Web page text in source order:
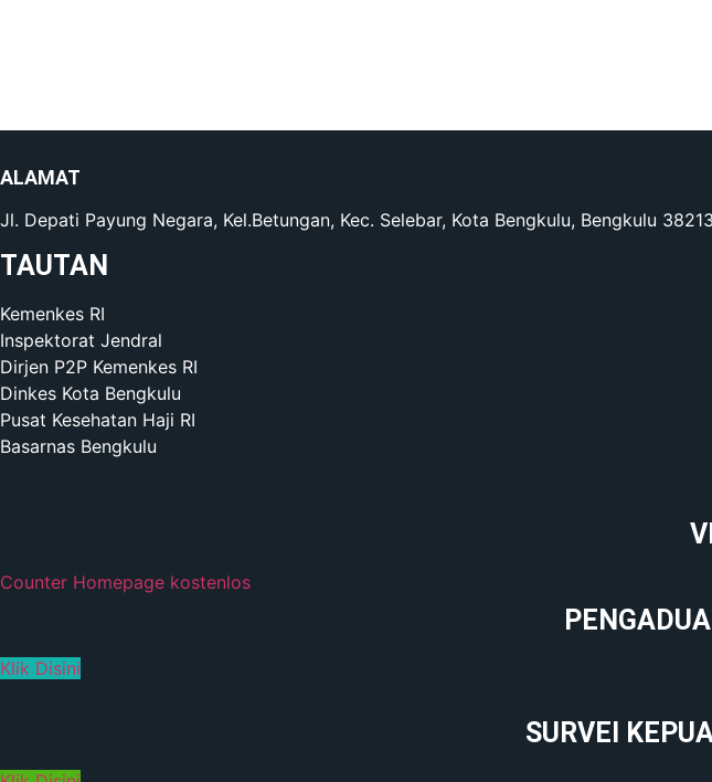
ALAMAT
Jl. Depati Payung Negara, Kel.Betungan, Kec. Selebar, Kota Bengkulu, Bengkulu 38213
TAUTAN
Kemenkes RI
Inspektorat Jendral
Dirjen P2P Kemenkes RI
Dinkes Kota Bengkulu
Pusat Kesehatan Haji RI
Basarnas Bengkulu
Counter Homepage kostenlos
Klik Disini
SURVEI